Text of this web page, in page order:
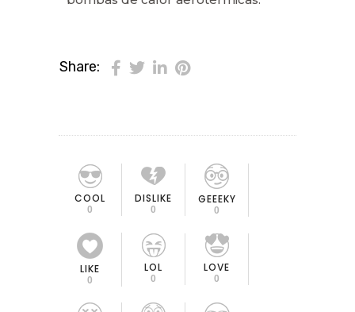
Share:
COOL
0
DISLIKE
0
GEEEKY
0
LIKE
0
LOL
0
LOVE
0